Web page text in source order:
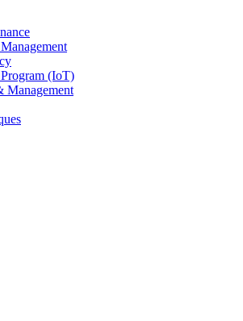
(IoT)
Management